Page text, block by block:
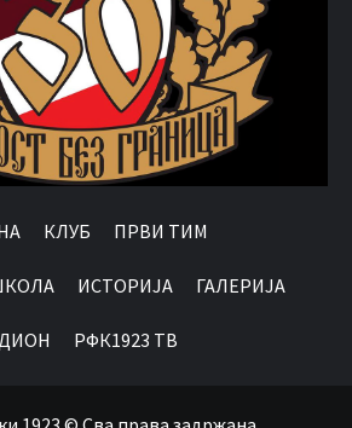
КЛУБ ПРВИ ТИМ
ИСТОРИЈА ГАЛЕРИЈА
РФК1923 ТВ